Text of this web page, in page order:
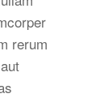
rerum